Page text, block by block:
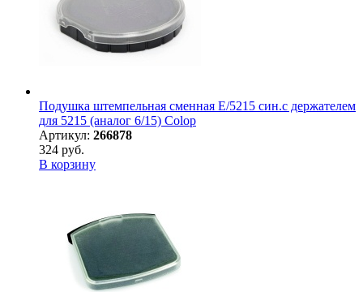
Подушка штемпельная сменная E/5215 син.с держателем
для 5215 (аналог 6/15) Colop
Артикул: 266878
324 руб.
В корзину